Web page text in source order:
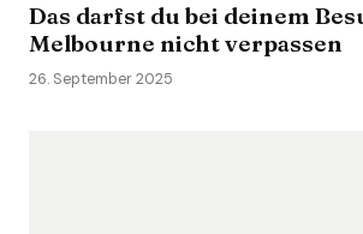
Das darfst du bei deinem
Melbourne nicht verpassen
26. September 2025